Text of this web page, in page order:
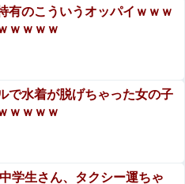
有のこういうオッパイｗｗｗ
ｗｗｗｗ
で水着が脱げちゃった女の子
ｗｗｗｗ
学生さん、タクシー運ちゃ